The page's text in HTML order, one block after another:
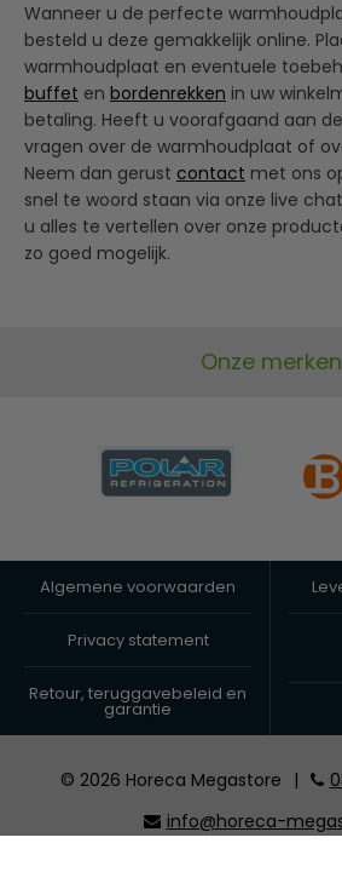
Wanneer u de perfecte
besteld u deze gemakkelijk online.
warmhoudplaat en eventuele
buffet en bordenrekken in uw
betaling. Heeft u voorafgaand aan
vragen over de warmhoudplaat of
Neem dan gerust contact met ons
snel te woord staan via onze live
u alles te vertellen over onze
zo goed mogelijk.
Onze merken
Algemene voorwaarden
Privacy statement
Retour, teruggavebeleid en
garantie
© 2026 Horeca Megastore |
info@horeca-